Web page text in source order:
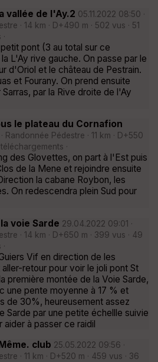
vallée de l'Ay.2 05.11.2022 08:50 ·
· 14 km · D+490 m · 502 vus · 51
pont (3 au total sur ce
L'Ay rive gauche. On passe par le
d'Oriol et le château de Pestrain.
et Fourany. On prend ensuite
par la Rive droite de l'Ay
le plateau du Cornafion
Randonnée Pédestre · 11 km · D+550
·
des Glovettes, on part à l'Est puis
de la Mene et rejoindre ensuite
la cabane Roybon, les
On redescendra plein Sud pour
voie Sarde 29.04.2022 09:01 ·
· 14 km · D+650 m · 399 vus · 49
Vif en direction de les
retour pour voir le joli pont St
première montée de la Voie Sarde,
une pente moyenne à 17 % et
de 30%, heureusement assez
Sarde par une petite échellle suivie
à passer ce raidil
club 25.05.2022 09:56 ·
· 11 km · D+520 m · 459 vus · 36